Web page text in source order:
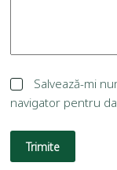
Salvează-mi
navigator pentru
Trimite